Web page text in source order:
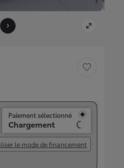
Sauvegarder le
Paiement sélectionné
Chargement
le mode de financement